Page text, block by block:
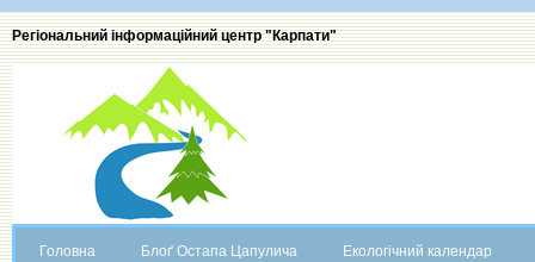
Регіональний інформаційний центр "Карпати"
Головна Блоґ Остапа Цапулича Екологічний календар